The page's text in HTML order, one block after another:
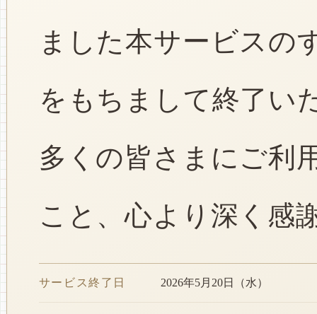
ました本サービスの
をもちまして終了い
多くの皆さまにご利
こと、心より深く感
サービス終了日 2026年5月20日（水）